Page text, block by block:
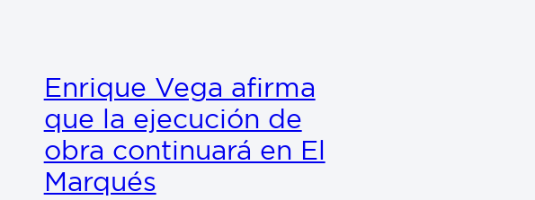
Enrique Vega afirma
que la ejecución de
obra continuará en El
Marqués